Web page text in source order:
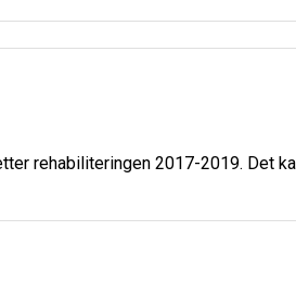
rehabiliteringen 2017-2019. Det